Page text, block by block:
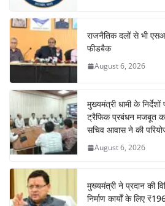
राजनैतिक दलों से भी
फीडबैक
August 6, 2026
मुख्यमंत्री धामी के
ट्रैफिक प्रबंधन मजबूत
सचिव आवास ने की
August 6, 2026
मुख्यमंत्री ने प्रदान की
निर्माण कार्यों के लिए